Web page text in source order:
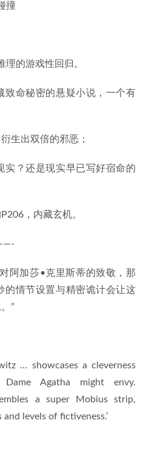
撞
理的游戏性回归。
致命秘密的悬疑小说，一个有
生出双倍的邪恶；
实？还是现实早已写好宿命的
，内藏玄机。
阿加莎•克里斯蒂的致敬，那
的情节设置与精密诡计会让这
”
… showcases a cleverness
Agatha might envy.
a super Mobius strip,
levels of fictiveness.’